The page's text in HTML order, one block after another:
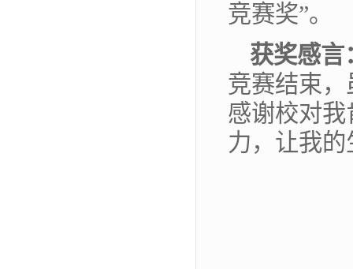
竞赛奖”。
获奖感言
竞赛结束
感谢校对
力，让我